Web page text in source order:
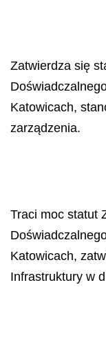
Zatwierdza się
Katowicach,
zarządzenia.
Traci moc statut
Katowicach,
Infrastruktury w